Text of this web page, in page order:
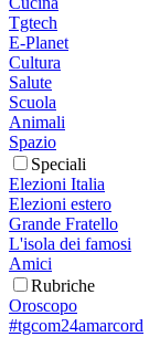
Tgtech
E-Planet
Cultura
Salute
Scuola
Animali
Spazio
Speciali
Elezioni Italia
Elezioni estero
Grande Fratello
L'isola dei famosi
Amici
Rubriche
Oroscopo
#tgcom24amarcord